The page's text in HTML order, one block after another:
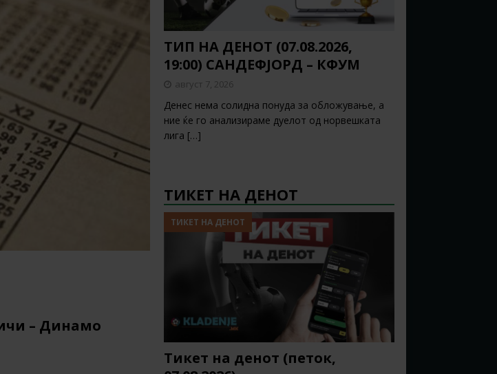
– Динамо
ТИП НА ДЕНОТ (07.08.2026,
19:00) САНДЕФЈОРД – КФУМ
август 7, 2026
Денес нема солидна понуда за обложување, а
ние ќе го анализираме дуелот од норвешката
лига […]
ТИКЕТ НА ДЕНОТ
ТИКЕТ НА ДЕНОТ
Тикет на денот (петок,